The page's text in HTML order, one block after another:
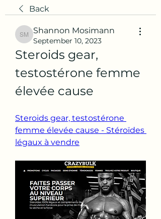
Back
Shannon Mosimann
Shannon Mosimann
September 10, 2023
Steroids gear,
testostérone femme
élevée cause
Steroids gear, testostérone
femme élevée cause - Stéroïdes
légaux à vendre